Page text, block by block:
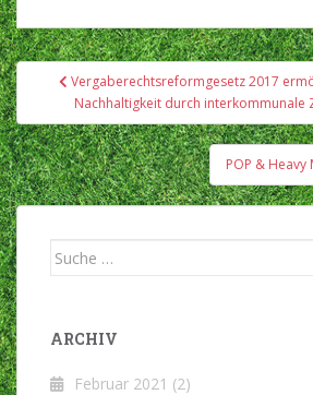
Beitragsnavigation
Vergaberechtsreformgesetz 2017
Nachhaltigkeit durch interkommunale
POP &
Suche
ARCHIV
Februar 2021 (2)